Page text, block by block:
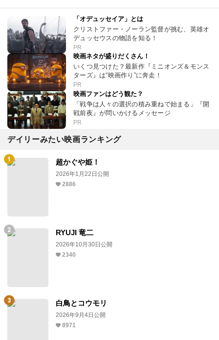
「オデュッセイア」とは
クリストファー・ノーラン監督が挑む、英雄オ
デュッセウスの物語を知る！
PR
映画ネタが盛りだくさん！
いくつ見つけた？最新作『ミニオンズ＆モンス
ターズ』は“映画作り”に奔走！
PR
映画ファンはどう観た？
「戦争は人々の選択の積み重ねで始まる」『開
戦前夜』が問いかけるメッセージ
PR
デイリーみたい映画ランキング
超かぐや姫！
2026年1月22日公開
2886
RYUJI 竜二
2026年10月30日公開
2340
白鳥とコウモリ
2026年9月4日公開
8971